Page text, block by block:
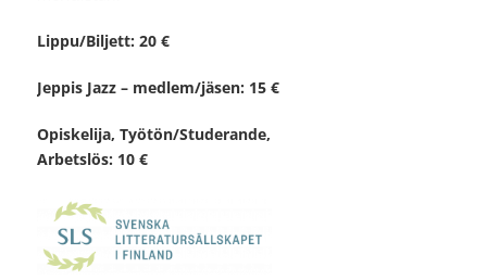
Lippu/Biljett: 20 €
Jeppis Jazz – medlem/jäsen: 15 €
Opiskelija, Työtön/Studerande,
Arbetslös: 10 €